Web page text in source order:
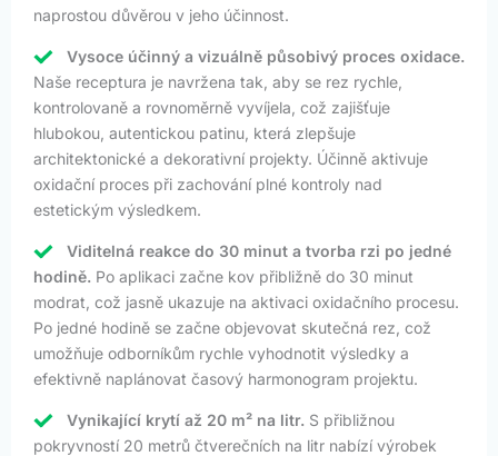
naprostou důvěrou v jeho účinnost.
Vysoce účinný a vizuálně působivý proces oxidace.
Naše receptura je navržena tak, aby se rez rychle,
kontrolovaně a rovnoměrně vyvíjela, což zajišťuje
hlubokou, autentickou patinu, která zlepšuje
architektonické a dekorativní projekty. Účinně aktivuje
oxidační proces při zachování plné kontroly nad
estetickým výsledkem.
Viditelná reakce do 30 minut a tvorba rzi po jedné
hodině. Po aplikaci začne kov přibližně do 30 minut
modrat, což jasně ukazuje na aktivaci oxidačního procesu.
Po jedné hodině se začne objevovat skutečná rez, což
umožňuje odborníkům rychle vyhodnotit výsledky a
efektivně naplánovat časový harmonogram projektu.
Vynikající krytí až 20 m² na litr. S přibližnou
pokryvností 20 metrů čtverečních na litr nabízí výrobek